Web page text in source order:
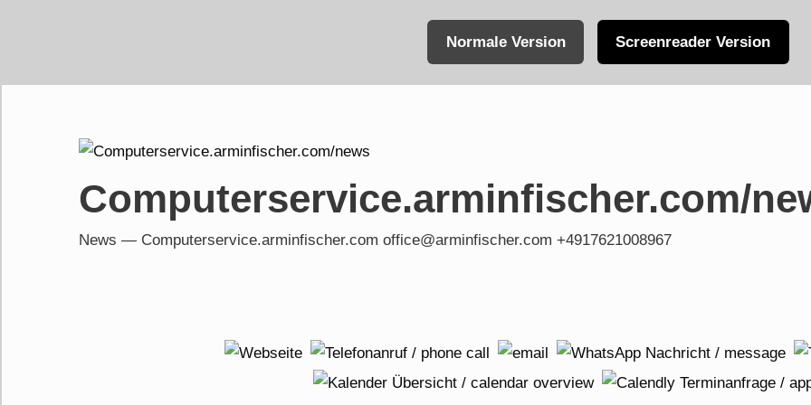
Normale Version Screenreader Version
content
Computerservice.arminfischer.com/
News — Computerservice.arminfischer.com office@arminfischer.com +4917621008967